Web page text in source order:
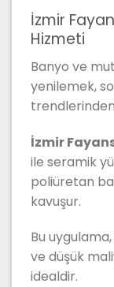
İzmir
Hizmeti
Banyo ve
yenilemek,
İzmir
ile seramik
poliüretan
kavuşur.
Bu
ve düşük
idealdir.